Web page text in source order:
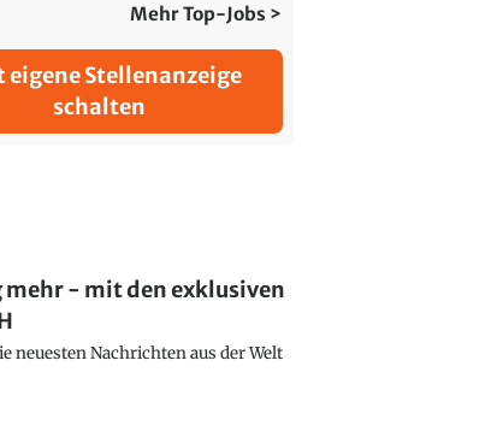
Mehr Top-Jobs >
eigene Stellenanzeige
schalten
mehr - mit den exklusiven
neuesten Nachrichten aus der Welt